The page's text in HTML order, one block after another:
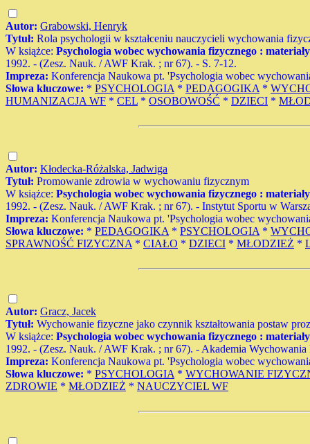
Autor: Grabowski, Henryk
Tytuł: Rola psychologii w kształceniu nauczycieli wychowania
W książce: Psychologia wobec wychowania fizycznego :
1992. - (Zesz. Nauk. / AWF Krak. ; nr 67). - S. 7-12.
Impreza: Konferencja Naukowa pt. 'Psychologia wobec
Słowa kluczowe: * PSYCHOLOGIA * PEDAGOGIKA *
HUMANIZACJA WF * CEL * OSOBOWOŚĆ * DZIECI *
Autor: Kłodecka-Różalska, Jadwiga
Tytuł: Promowanie zdrowia w wychowaniu fizycznym
W książce: Psychologia wobec wychowania fizycznego :
1992. - (Zesz. Nauk. / AWF Krak. ; nr 67). - Instytut Sportu w
Impreza: Konferencja Naukowa pt. 'Psychologia wobec
Słowa kluczowe: * PEDAGOGIKA * PSYCHOLOGIA *
SPRAWNOŚĆ FIZYCZNA * CIAŁO * DZIECI * MŁODZIEŻ *
Autor: Gracz, Jacek
Tytuł: Wychowanie fizyczne jako czynnik kształtowania postaw
W książce: Psychologia wobec wychowania fizycznego :
1992. - (Zesz. Nauk. / AWF Krak. ; nr 67). - Akademia
Impreza: Konferencja Naukowa pt. 'Psychologia wobec
Słowa kluczowe: * PSYCHOLOGIA * WYCHOWANIE
ZDROWIE * MŁODZIEŻ * NAUCZYCIEL WF